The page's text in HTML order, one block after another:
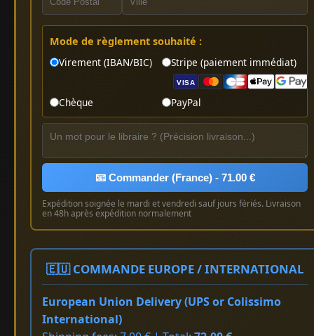
Mode de règlement souhaité :
Virement (IBAN/BIC)
Stripe (paiement immédiat)
VISA
Chèque PayPal
📧 Commander (France) - 71.00 €
Expédition soignée le mardi et vendredi sauf jours fériés. Livraison
en 48h après expédition normalement
🇪🇺 COMMANDE EUROPE / INTERNATIONAL
European Union Delivery (UPS or Colissimo
International)